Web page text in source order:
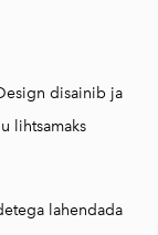
disainib ja
lihtsamaks
lahendada